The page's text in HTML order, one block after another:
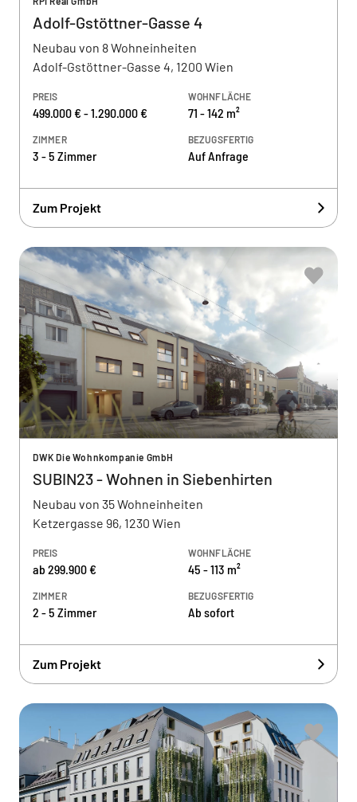
Adolf-Gstöttner-Gasse 4
Neubau von 8 Wohneinheiten
Adolf-Gstöttner-Gasse 4, 1200 Wien
PREIS
499.000 € - 1.290.000 €
WOHNFLÄCHE
71 - 142 m²
ZIMMER
3 - 5 Zimmer
BEZUGSFERTIG
Auf Anfrage
Zum Projekt
DWK Die Wohnkompanie GmbH
SUBIN23 - Wohnen in Siebenhirten
Neubau von 35 Wohneinheiten
Ketzergasse 96, 1230 Wien
PREIS
ab 299.900 €
WOHNFLÄCHE
45 - 113 m²
ZIMMER
2 - 5 Zimmer
BEZUGSFERTIG
Ab sofort
Zum Projekt